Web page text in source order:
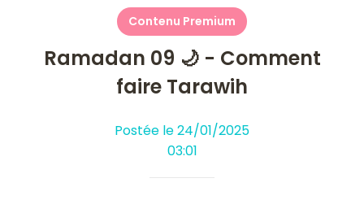
Contenu Premium
Ramadan 09 🌙 - Comment
faire Tarawih
Postée le 24/01/2025
03:01